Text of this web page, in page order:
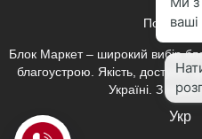
Повна
Блок Маркет – широкий вибір
благоустрою. Якість, доступні
Україні. З нами
Укр